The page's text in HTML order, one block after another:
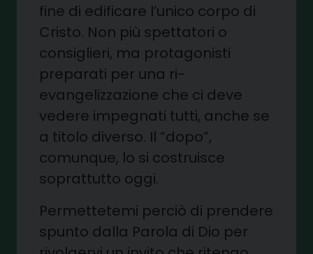
fine di edificare l’unico corpo di
Cristo. Non più spettatori o
consiglieri, ma protagonisti
preparati per una ri-
evangelizzazione che ci deve
vedere impegnati tutti, anche se
a titolo diverso. Il “dopo”,
comunque, lo si costruisce
soprattutto oggi.
Permettetemi perciò di prendere
spunto dalla Parola di Dio per